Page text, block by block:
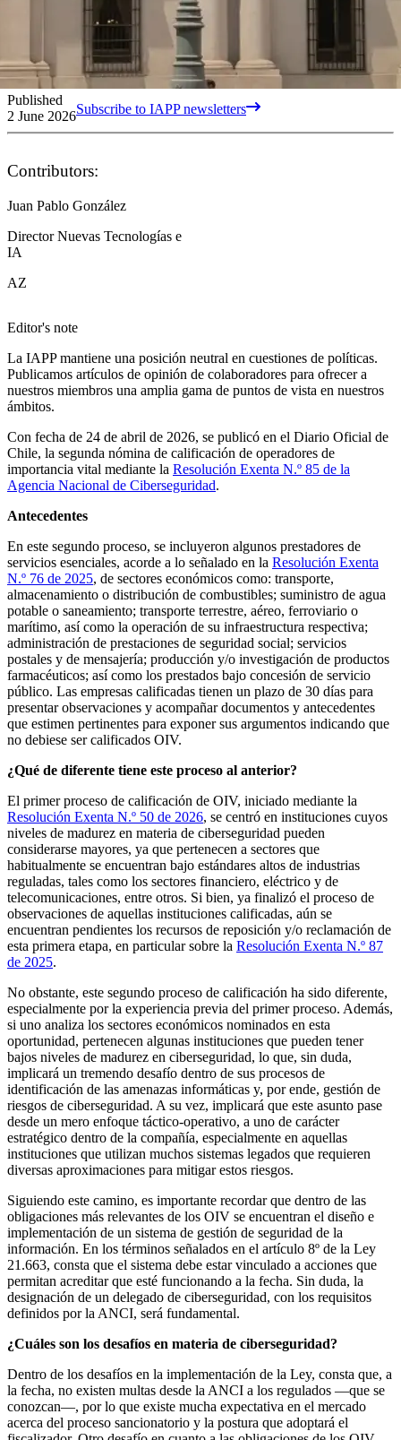
Published
2 June 2026Subscribe to IAPP newsletters
Contributors:
Juan Pablo González
Director Nuevas Tecnologías e
IA
AZ
Editor's note
La IAPP mantiene una posición neutral en cuestiones de políticas.
Publicamos artículos de opinión de colaboradores para ofrecer a
nuestros miembros una amplia gama de puntos de vista en nuestros
ámbitos.
Con fecha de 24 de abril de 2026, se publicó en el Diario Oficial de
Chile, la segunda nómina de calificación de operadores de
importancia vital mediante la Resolución Exenta N.º 85 de la
Agencia Nacional de Ciberseguridad.
Antecedentes
En este segundo proceso, se incluyeron algunos prestadores de
servicios esenciales, acorde a lo señalado en la Resolución Exenta
N.º 76 de 2025, de sectores económicos como: transporte,
almacenamiento o distribución de combustibles; suministro de agua
potable o saneamiento; transporte terrestre, aéreo, ferroviario o
marítimo, así como la operación de su infraestructura respectiva;
administración de prestaciones de seguridad social; servicios
postales y de mensajería; producción y/o investigación de productos
farmacéuticos; así como los prestados bajo concesión de servicio
público. Las empresas calificadas tienen un plazo de 30 días para
presentar observaciones y acompañar documentos y antecedentes
que estimen pertinentes para exponer sus argumentos indicando que
no debiese ser calificados OIV.
¿Qué de diferente tiene este proceso al anterior?
El primer proceso de calificación de OIV, iniciado mediante la
Resolución Exenta N.º 50 de 2026, se centró en instituciones cuyos
niveles de madurez en materia de ciberseguridad pueden
considerarse mayores, ya que pertenecen a sectores que
habitualmente se encuentran bajo estándares altos de industrias
reguladas, tales como los sectores financiero, eléctrico y de
telecomunicaciones, entre otros. Si bien, ya finalizó el proceso de
observaciones de aquellas instituciones calificadas, aún se
encuentran pendientes los recursos de reposición y/o reclamación de
esta primera etapa, en particular sobre la Resolución Exenta N.º 87
de 2025.
No obstante, este segundo proceso de calificación ha sido diferente,
especialmente por la experiencia previa del primer proceso. Además,
si uno analiza los sectores económicos nominados en esta
oportunidad, pertenecen algunas instituciones que pueden tener
bajos niveles de madurez en ciberseguridad, lo que, sin duda,
implicará un tremendo desafío dentro de sus procesos de
identificación de las amenazas informáticas y, por ende, gestión de
riesgos de ciberseguridad. A su vez, implicará que este asunto pase
desde un mero enfoque táctico-operativo, a uno de carácter
estratégico dentro de la compañía, especialmente en aquellas
instituciones que utilizan muchos sistemas legados que requieren
diversas aproximaciones para mitigar estos riesgos.
Siguiendo este camino, es importante recordar que dentro de las
obligaciones más relevantes de los OIV se encuentran el diseño e
implementación de un sistema de gestión de seguridad de la
información. En los términos señalados en el artículo 8º de la Ley
21.663, consta que el sistema debe estar vinculado a acciones que
permitan acreditar que esté funcionando a la fecha. Sin duda, la
designación de un delegado de ciberseguridad, con los requisitos
definidos por la ANCI, será fundamental.
¿Cuáles son los desafíos en materia de ciberseguridad?
Dentro de los desafíos en la implementación de la Ley, consta que, a
la fecha, no existen multas desde la ANCI a los regulados —que se
conozcan—, por lo que existe mucha expectativa en el mercado
acerca del proceso sancionatorio y la postura que adoptará el